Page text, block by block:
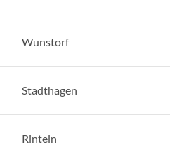
Wunstorf
Stadthagen
Rinteln